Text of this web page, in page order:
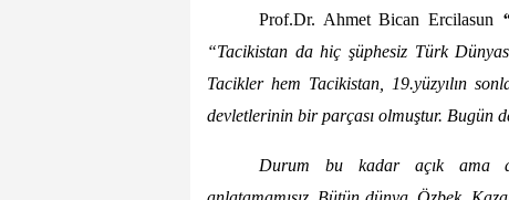
Prof.Dr. Ahmet Bican Ercilasun
“Tacikistan da hiç şüphesiz Türk
Tacikler hem Tacikistan, 19.yüzyılın
devletlerinin bir parçası olmuştur. Bugün
Durum bu kadar açık ama